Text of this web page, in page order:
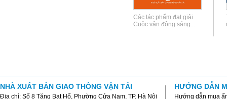
Các tác phẩm đạt giải
Cuộc vận động sáng...
NHÀ XUẤT BẢN GIAO THÔNG VẬN TẢI
Địa chỉ: Số 8 Tăng Bạt Hổ, Phường Cửa Nam, TP. Hà Nội
HƯỚNG DẪN
Hướng dẫn mua